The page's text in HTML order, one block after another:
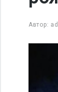
Автор: